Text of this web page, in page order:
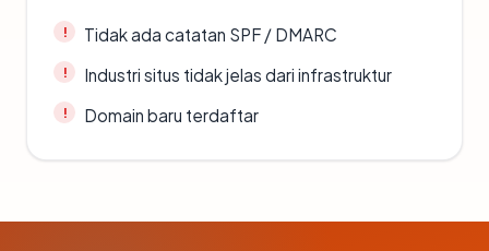
Tidak ada catatan SPF / DMARC
Industri situs tidak jelas dari infrastruktur
Domain baru terdaftar